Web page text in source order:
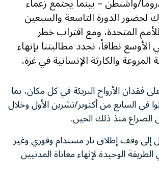
لحضور الدورة التاسعة والسبعين
المتحدة، ومع اقتراب خطر
الأوسع نطاقاً، نجدد مطالبتنا بإنهاء
المروعة والكارثة الإنسانية في غزة.
فقدان الأرواح البريئة في كل مكان، بما
في السابع من أكتوبر/تشرين الأول وخلال
منذ ذلك الحين.
وقف إطلاق نار مستدام وفوري وغير
الوحيدة لإنهاء معاناة المدنيين